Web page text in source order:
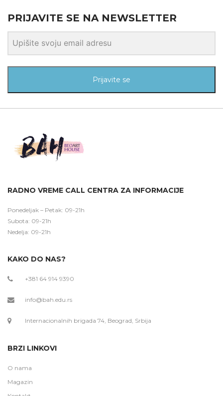
PRIJAVITE SE NA NEWSLETTER
Prijavite se
RADNO VREME CALL CENTRA ZA INFORMACIJE
Ponedeljak – Petak: 09-21h
Subota: 09-21h
Nedelja: 09-21h
KAKO DO NAS?
+381 64 914 9390
info@bah.edu.rs
Internacionalnih brigada 74, Beograd, Srbija
BRZI LINKOVI
O nama
Magazin